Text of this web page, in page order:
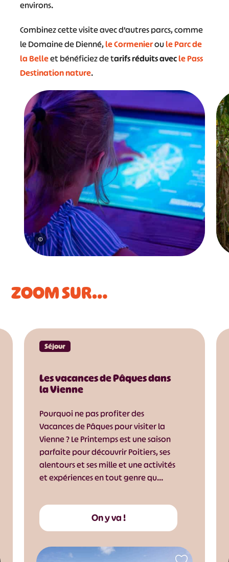
environs.
Combinez cette visite avec d’autres parcs, comme
le Domaine de Dienné,le Cormenieroule Parc de
la Belleet bénéficiez de tarifs réduits avecle Pass
Destination nature.
©
ZOOM SUR…
Séjour
Les vacances de Pâques dans
la Vienne
Pourquoi ne pas profiter des
Vacances de Pâques pour visiter la
Vienne ? Le Printemps est une saison
parfaite pour découvrir Poitiers, ses
alentours et ses mille et une activités
et expériences en tout genre qu…
On y va !
# # #
#
#
#